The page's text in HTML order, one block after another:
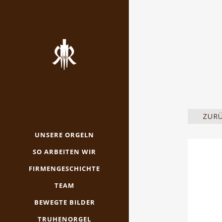
UNSERE ORGELN
SO ARBEITEN WIR
FIRMENGESCHICHTE
TEAM
BEWEGTE BILDER
TRUHENORGEL